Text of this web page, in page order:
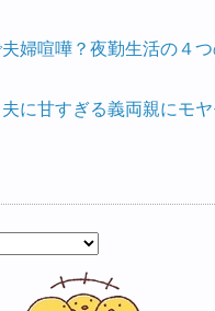
婦喧嘩？夜勤生活の４
に甘すぎる義両親にモヤ